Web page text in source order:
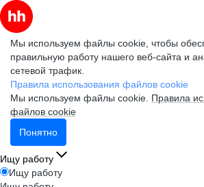
Мы используем файлы cookie, чтобы
правильную работу нашего веб-сайта и
сетевой трафик.
Правила использования файлов cookie
Мы используем файлы cookie. Правила
файлов cookie
Понятно
Ищу работу
Ищу работу